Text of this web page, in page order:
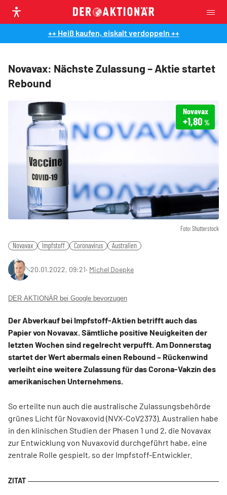
++ Heiß kaufen, eiskalt verdoppeln ++
Novavax: Nächste Zulassung – Aktie startet
Rebound
Foto: Shutterstock
Novavax
+1,80 %
Novavax Impfstoff Coronavirus Australien
20.01.2022, 09:21‧ Michel Doepke
DER AKTIONÄR bei Google bevorzugen
Der Abverkauf bei Impfstoff-Aktien betrifft auch das
Papier von Novavax. Sämtliche positive Neuigkeiten der
letzten Wochen sind regelrecht verpufft. Am Donnerstag
startet der Wert abermals einen Rebound – Rückenwind
verleiht eine weitere Zulassung für das Corona-Vakzin des
amerikanischen Unternehmens.
So erteilte nun auch die australische Zulassungsbehörde
grünes Licht für Novaxovid (NVX-CoV2373). Australien habe
in den klinischen Studien der Phasen 1 und 2, die Novavax
zur Entwicklung von Nuvaxovid durchgeführt habe, eine
zentrale Rolle gespielt, so der Impfstoff-Entwickler.